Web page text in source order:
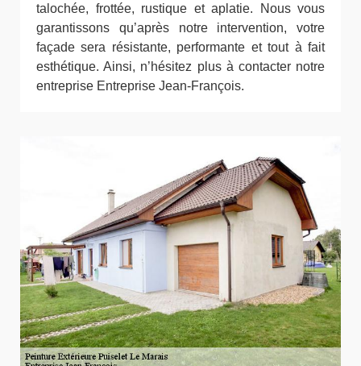
talochée, frottée, rustique et aplatie. Nous vous
garantissons qu’après notre intervention, votre
façade sera résistante, performante et tout à fait
esthétique. Ainsi, n’hésitez plus à contacter notre
entreprise Entreprise Jean-François.